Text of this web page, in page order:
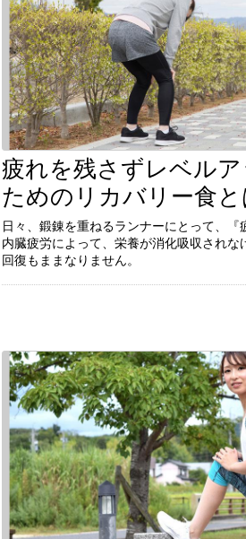
日々、鍛錬を重ねるランナーにとって、『
内臓疲労によって、栄養が消化吸収されな
回復もままなりません。
疲れを残さずレベル
ためのリカバリー食と
日々、鍛錬を重ねるランナーにとって、『
内臓疲労によって、栄養が消化吸収されな
回復もままなりません。